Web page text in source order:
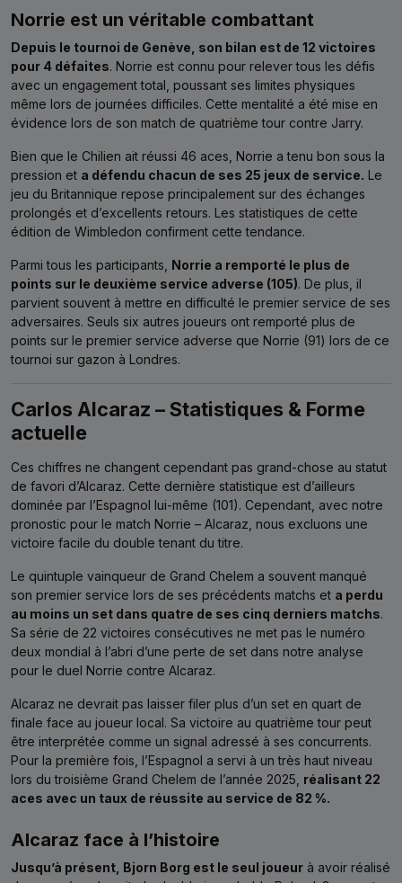
Norrie est un véritable combattant
Depuis le tournoi de Genève, son bilan est de 12 victoires
pour 4 défaites. Norrie est connu pour relever tous les défis
avec un engagement total, poussant ses limites physiques
même lors de journées difficiles. Cette mentalité a été mise en
évidence lors de son match de quatrième tour contre Jarry.
Bien que le Chilien ait réussi 46 aces, Norrie a tenu bon sous la
pression et a défendu chacun de ses 25 jeux de service. Le
jeu du Britannique repose principalement sur des échanges
prolongés et d’excellents retours. Les statistiques de cette
édition de Wimbledon confirment cette tendance.
Parmi tous les participants, Norrie a remporté le plus de
points sur le deuxième service adverse (105). De plus, il
parvient souvent à mettre en difficulté le premier service de ses
adversaires. Seuls six autres joueurs ont remporté plus de
points sur le premier service adverse que Norrie (91) lors de ce
tournoi sur gazon à Londres.
Carlos Alcaraz – Statistiques & Forme
actuelle
Ces chiffres ne changent cependant pas grand-chose au statut
de favori d’Alcaraz. Cette dernière statistique est d’ailleurs
dominée par l’Espagnol lui-même (101). Cependant, avec notre
pronostic pour le match Norrie – Alcaraz, nous excluons une
victoire facile du double tenant du titre.
Le quintuple vainqueur de Grand Chelem a souvent manqué
son premier service lors de ses précédents matchs et a perdu
au moins un set dans quatre de ses cinq derniers matchs.
Sa série de 22 victoires consécutives ne met pas le numéro
deux mondial à l’abri d’une perte de set dans notre analyse
pour le duel Norrie contre Alcaraz.
Alcaraz ne devrait pas laisser filer plus d’un set en quart de
finale face au joueur local. Sa victoire au quatrième tour peut
être interprétée comme un signal adressé à ses concurrents.
Pour la première fois, l’Espagnol a servi à un très haut niveau
lors du troisième Grand Chelem de l’année 2025, réalisant 22
aces avec un taux de réussite au service de 82 %.
Alcaraz face à l’histoire
Jusqu’à présent, Bjorn Borg est le seul joueur à avoir réalisé